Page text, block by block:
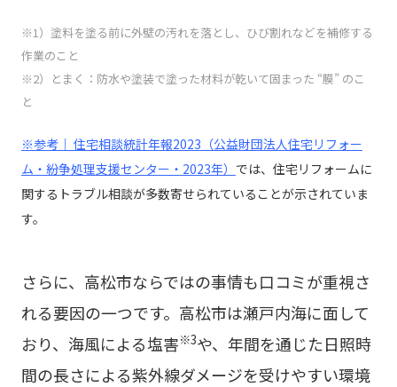
※1）塗料を塗る前に外壁の汚れを落とし、ひび割れなどを補修する
作業のこと
※2）とまく：防水や塗装で塗った材料が乾いて固まった “膜” のこ
と
※参考｜ 住宅相談統計年報2023（公益財団法人住宅リフォー
ム・紛争処理支援センター・2023年） では、住宅リフォームに
関するトラブル相談が多数寄せられていることが示されていま
す。
さらに、高松市ならではの事情も口コミが重視さ
れる要因の一つです。高松市は瀬戸内海に面して
おり、海風による塩害※3や、年間を通じた日照時
間の長さによる紫外線ダメージを受けやすい環境